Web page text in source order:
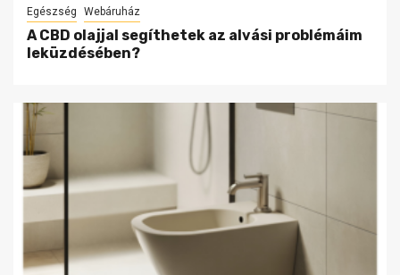
Egészség Webáruház
A CBD olajjal segíthetek az alvási problémáim
leküzdésében?